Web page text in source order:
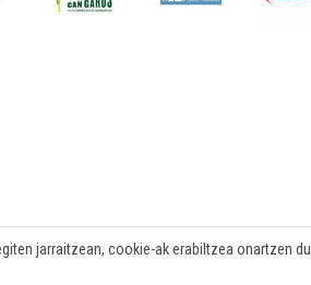
jarraitzean, cookie-ak erabiltzea onartzen du.